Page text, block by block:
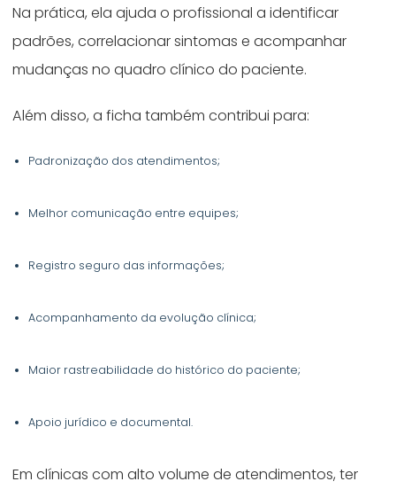
Na prática, ela ajuda o profissional a identificar
padrões, correlacionar sintomas e acompanhar
mudanças no quadro clínico do paciente.
Além disso, a ficha também contribui para:
Padronização dos atendimentos;
Melhor comunicação entre equipes;
Registro seguro das informações;
Acompanhamento da evolução clínica;
Maior rastreabilidade do histórico do paciente;
Apoio jurídico e documental.
Em clínicas com alto volume de atendimentos, ter